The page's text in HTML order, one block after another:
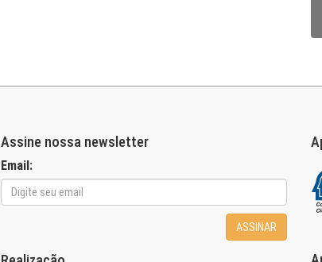
Assine nossa newsletter
Email:
ASSINAR